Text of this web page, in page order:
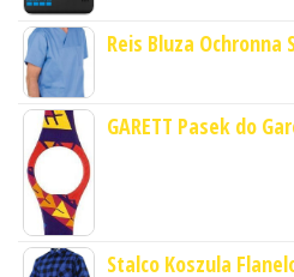
Reis Bluza Ochronna
GARETT Pasek do
Stalco Koszula